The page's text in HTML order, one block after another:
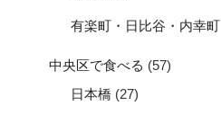
有楽町・日比谷・内幸町
中央区で食べる (57)
日本橋 (27)